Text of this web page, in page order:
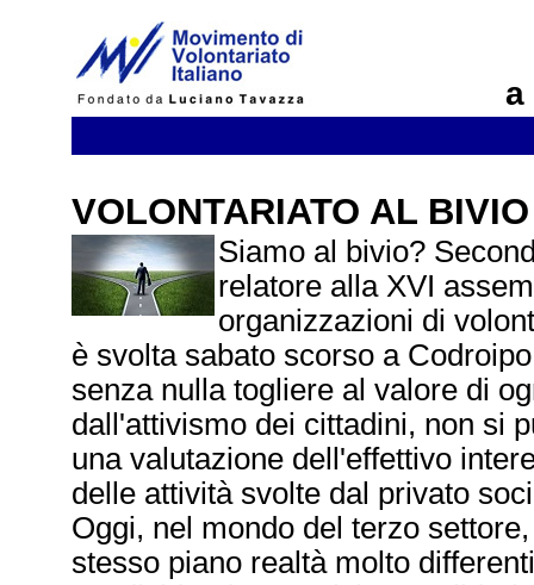
a
VOLONTARIATO AL BIVIO
Siamo al bivio?
relatore alla XVI
organizzazioni di
è svolta sabato scorso a
senza nulla togliere al valore di
dall'attivismo dei cittadini, non si
una valutazione dell'effettivo
delle attività svolte dal privato
Oggi, nel mondo del terzo
stesso piano realtà molto